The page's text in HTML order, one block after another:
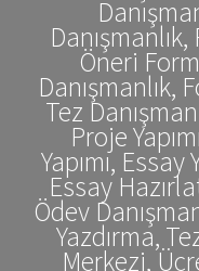
Öneri
Danışmanlık,
Tez
Proje
Yapımı, Essay
Essay
Ödev
Yazdırma,
Merkezi,